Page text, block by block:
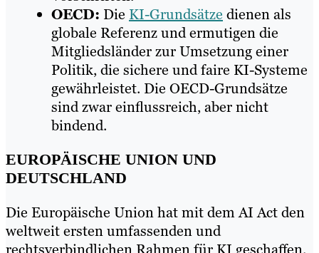
OECD: Die KI-Grundsätze dienen als
globale Referenz und ermutigen die
Mitgliedsländer zur Umsetzung einer
Politik, die sichere und faire KI-Systeme
gewährleistet. Die OECD-Grundsätze
sind zwar einflussreich, aber nicht
bindend.
EUROPÄISCHE UNION UND
DEUTSCHLAND
Die Europäische Union hat mit dem AI Act den
weltweit ersten umfassenden und